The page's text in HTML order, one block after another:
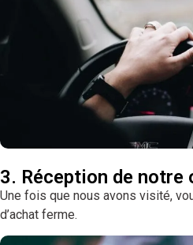
3. Réception de notre
Une fois que nous avons visité,
d’achat ferme.